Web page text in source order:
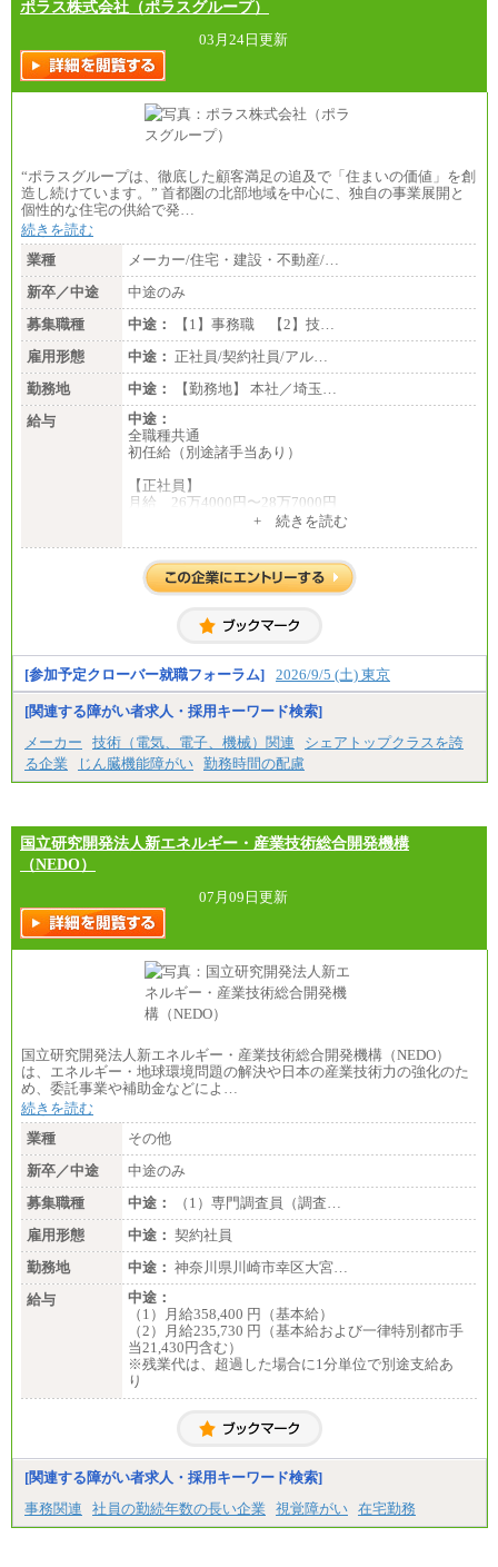
ポラス株式会社（ポラスグループ）
03月24日更新
“ポラスグループは、徹底した顧客満足の追及で「住まいの価値」を創
造し続けています。” 首都圏の北部地域を中心に、独自の事業展開と
個性的な住宅の供給で発…
続きを読む
業種
メーカー/住宅・建設・不動産/…
新卒／中途
中途のみ
募集職種
中途：
【1】事務職 【2】技…
雇用形態
中途： 正社員/契約社員/アル…
勤務地
中途：
【勤務地】 本社／埼玉…
給与
中途：
全職種共通
初任給（別途諸手当あり）
【正社員】
月給 26万4000円〜28万7000円
月給 21万6300円〜27万1200円
【アルバイト・パート・時給制】
神奈川/1,390円～、静岡/1,240円～、滋賀/1,220円
～、
愛知/1,290円～
※正社員・契約社員登用制度あり
※上記給与をベースにスキル・経験に応じて、決定
します。
※試用期間中も給与に変更はございません
+ 続きを読む
[参加予定クローバー就職フォーラム] 2026/9/5 (土) 東京
[関連する障がい者求人・採用キーワード検索]
メーカー
技術（電気、電子、機械）関連
シェアトップクラスを誇
る企業
じん臓機能障がい 勤務時間の配慮
国立研究開発法人新エネルギー・産業技術総合開発機構
（NEDO）
07月09日更新
国立研究開発法人新エネルギー・産業技術総合開発機構（NEDO）
は、エネルギー・地球環境問題の解決や日本の産業技術力の強化のた
め、委託事業や補助金などによ…
続きを読む
業種
その他
新卒／中途
中途のみ
募集職種
中途：
（1）専門調査員（調査…
雇用形態
中途： 契約社員
勤務地
中途： 神奈川県川崎市幸区大宮…
給与
中途：
（1）月給358,400 円（基本給）
（2）月給235,730 円（基本給および一律特別都市手
当21,430円含む）
※残業代は、超過した場合に1分単位で別途支給あ
り
[関連する障がい者求人・採用キーワード検索]
事務関連
社員の勤続年数の長い企業 視覚障がい 在宅勤務